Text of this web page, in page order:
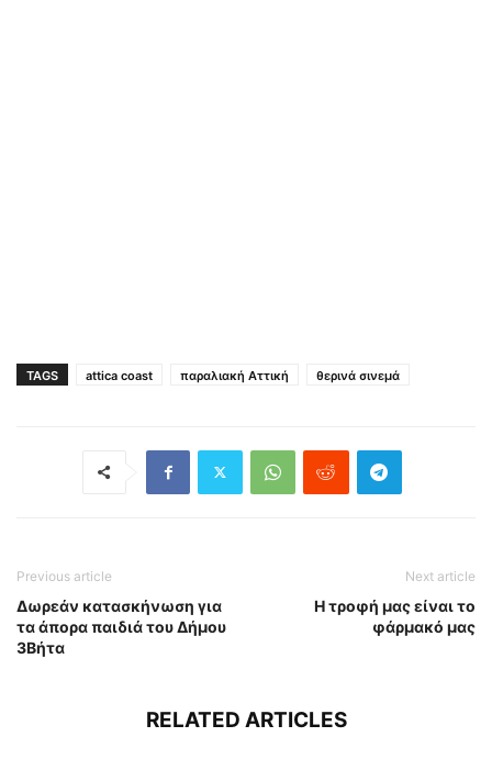
TAGS attica coast παραλιακή Αττική θερινά σινεμά
Previous article
Δωρεάν κατασκήνωση για
τα άπορα παιδιά του Δήμου
3Βήτα
Next article
Η τροφή μας είναι το
φάρμακό μας
RELATED ARTICLES